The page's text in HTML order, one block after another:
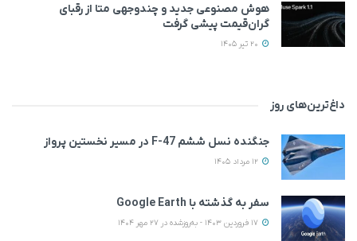
هوش مصنوعی جدید و چندوجهی متا از رقبای
گران‌قیمت پیشی گرفت
داغ‌ترین‌های روز
جنگنده نسل ششم F-47 در مسیر نخستین پرواز
سفر به گذشته با Google Earth